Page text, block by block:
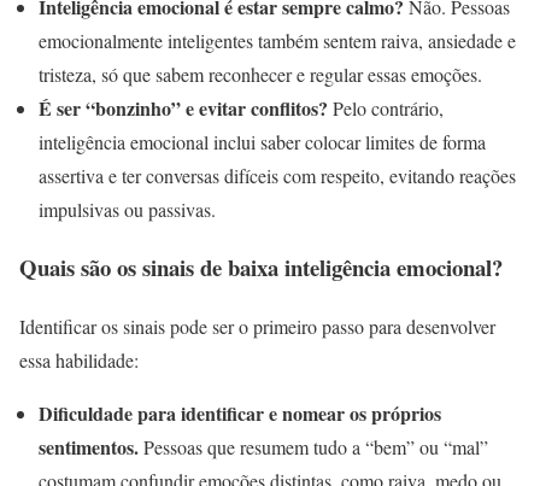
Inteligência emocional é estar sempre calmo? Não. Pessoas
emocionalmente inteligentes também sentem raiva, ansiedade e
tristeza, só que sabem reconhecer e regular essas emoções.
É ser “bonzinho” e evitar conflitos? Pelo contrário,
inteligência emocional inclui saber colocar limites de forma
assertiva e ter conversas difíceis com respeito, evitando reações
impulsivas ou passivas.
Quais são os sinais de baixa inteligência emocional?
Identificar os sinais pode ser o primeiro passo para desenvolver
essa habilidade:
Dificuldade para identificar e nomear os próprios
sentimentos.Pessoas que resumem tudo a “bem” ou “mal”
costumam confundir emoções distintas, como raiva, medo ou